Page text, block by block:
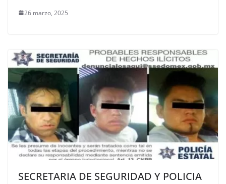
26 marzo, 2025
SECRETARIA DE SEGURIDAD Y POLICIA